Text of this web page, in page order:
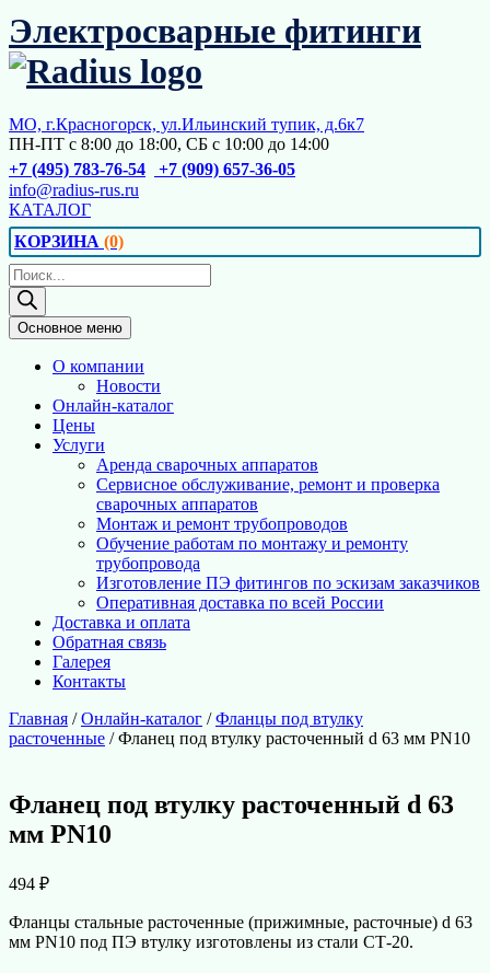
Перейти
к
содержимому
Электросварные фитинги
МО, г.Красногорск, ул.Ильинский тупик, д.6к7
ПН-ПТ с 8:00 до 18:00, СБ с 10:00 до 14:00
+7 (495) 783-76-54
+7 (909) 657-36-05
info@radius-rus.ru
КАТАЛОГ
КОРЗИНА (0)
Поиск
товаров
Основное меню
О компании
Новости
Онлайн-каталог
Цены
Услуги
Аренда сварочных аппаратов
Сервисное обслуживание, ремонт и проверка
сварочных аппаратов
Монтаж и ремонт трубопроводов
Обучение работам по монтажу и ремонту
трубопровода
Изготовление ПЭ фитингов по эскизам заказчиков
Оперативная доставка по всей России
Доставка и оплата
Обратная связь
Галерея
Контакты
Главная /Онлайн-каталог /Фланцы под втулку
расточенные / Фланец под втулку расточенный d 63 мм PN10
Фланец под втулку расточенный d 63
мм PN10
494 ₽
Фланцы стальные расточенные (прижимные, расточные) d 63
мм PN10 под ПЭ втулку изготовлены из стали СТ-20.